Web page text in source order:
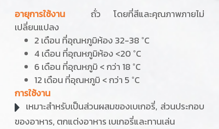
อายุการใช้งาน ถั่ว โดยที่สีและคุณภาพภายไม่
เปลี่ยนแปลง
2 เดือน ที่อุณหภูมิห้อง 32-38 °C
4 เดือน ที่อุณหภูมิห้อง <20 °C
6 เดือน ที่อุณหภูมิ < กว่า 18 °C
12 เดือน ที่อุณหภูมิ < กว่า 5 °C
การใช้งาน
เหมาะสำหรับเป็นส่วนผสมของเบเกอรี่, ส่วนประกอบ
ของอาหาร, ตกแต่งอาหาร เบเกอรี่และทานเล่น